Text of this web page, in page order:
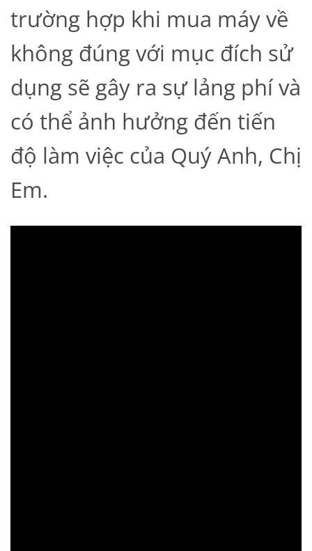
trường hợp khi mua máy về
không đúng với mục đích sử
dụng sẽ gây ra sự lảng phí và
có thể ảnh hưởng đến tiến
độ làm việc của Quý Anh, Chị
Em.